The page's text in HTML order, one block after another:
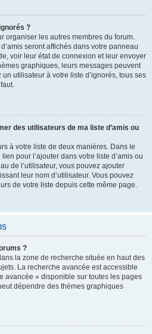
?
organiser les autres membres du forum.
seront affichés dans votre panneau
voir leur état de connexion et leur envoyer
graphiques, leurs messages peuvent
utilisateur à votre liste d’ignorés, tous ses
des utilisateurs de ma liste d’amis ou
à votre liste de deux manières. Dans le
pour l’ajouter dans votre liste d’amis ou
de l’utilisateur, vous pouvez ajouter
leur nom d’utilisateur. Vous pouvez
de votre liste depuis cette même page.
?
la zone de recherche située en haut des
La recherche avancée est accessible
avancée » disponible sur toutes les pages
dépendre des thèmes graphiques